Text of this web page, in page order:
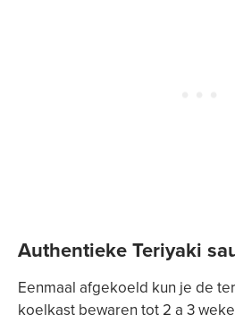
Authentieke Teriyaki
Eenmaal afgekoeld kun je de
koelkast bewaren tot 2 a 3